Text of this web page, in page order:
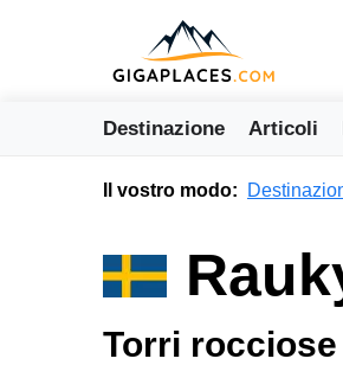
Destinazione Articoli
Il vostro modo:
Torri